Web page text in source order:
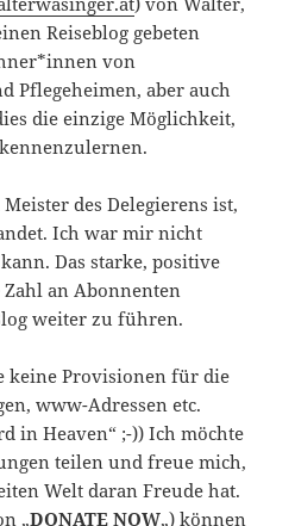
Reiseblog gebeten
von
Pflegeheimen, aber auch
die einzige Möglichkeit,
des Delegierens ist,
Ich war mir nicht
Das starke, positive
an Abonnenten
weiter zu führen.
keine Provisionen für die
www-Adressen etc.
in Heaven“ ;-)) Ich möchte
teilen und freue mich,
Welt daran Freude hat.
„DONATE NOW„) können